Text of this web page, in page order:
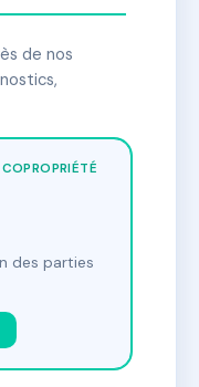
de nos
des parties